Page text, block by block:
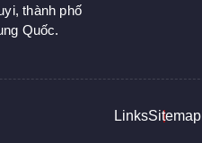
thành phố
Quốc.
LinksSitemap